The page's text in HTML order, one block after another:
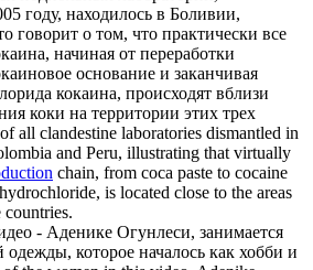
году, находилось в Боливии,
говорит о том, что практически все
начиная от переработки
основание и заканчивая
кокаина, происходят вблизи
коки на территории этих трех
all clandestine laboratories dismantled in
and Peru, illustrating that virtually
chain, from coca paste to cocaine
is located close to the areas
- Аденике Огунлеси, занимается
одежды, которое началось как хобби и